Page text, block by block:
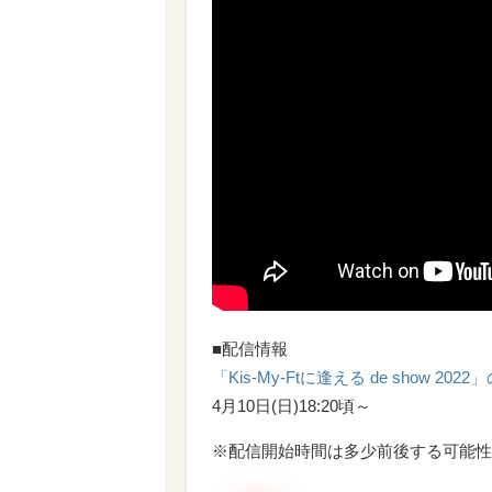
■配信情報
「Kis-My-Ftに逢える de show 2022」
4月10日(日)18:20頃～
※配信開始時間は多少前後する可能性